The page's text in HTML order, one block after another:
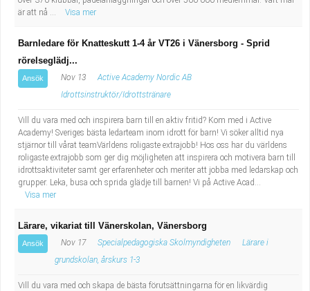
är att nå ...
Visa mer
Barnledare för Knatteskutt 1-4 år VT26 i Vänersborg - Sprid
rörelseglädj...
Ansök Nov 13
Active Academy Nordic AB
Idrottsinstruktör/Idrottstränare
Vill du vara med och inspirera barn till en aktiv fritid? Kom med i Active
Academy! Sveriges bästa ledarteam inom idrott för barn! Vi söker alltid nya
stjärnor till vårat teamVärldens roligaste extrajobb! Hos oss har du världens
roligaste extrajobb som ger dig möjligheten att inspirera och motivera barn till
idrottsaktiviteter samt ger erfarenheter och meriter att jobba med ledarskap och
grupper. Leka, busa och sprida glädje till barnen! Vi på Active Acad...
Visa mer
Lärare, vikariat till Vänerskolan, Vänersborg
Ansök Nov 17 Specialpedagogiska Skolmyndigheten
Lärare i
grundskolan, årskurs 1-3
Vill du vara med och skapa de bästa förutsättningarna för en likvärdig